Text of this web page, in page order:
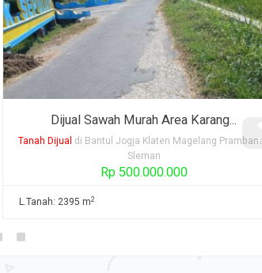
DIJUAL RUMAH ASRI DEKAT SAWAH ...
Rumah Dijual
di Bantul Jogja Klaten Magelang
Sleman
Rp 600.000.000
L.Tanah: 375 m2